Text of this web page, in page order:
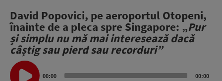
David Popovici, pe aeroportul Otopeni,
înainte de a pleca spre Singapore: „Pur
și simplu nu mă mai interesează dacă
câștig sau pierd sau recorduri”
Audio
Player
00:00 00:00